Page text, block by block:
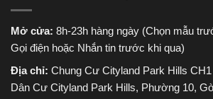
Mở cửa: 8h-23h hàng ngày (Chọn mẫu
Gọi điện hoặc Nhắn tin trước khi qua)
Địa chỉ: Chung Cư Cityland Park Hills
Dân Cư Cityland Park Hills, Phường 10,